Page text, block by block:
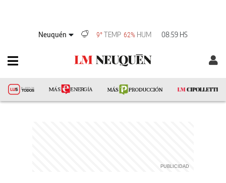
Neuquén 9° TEMP 62% HUM 08:59 HS